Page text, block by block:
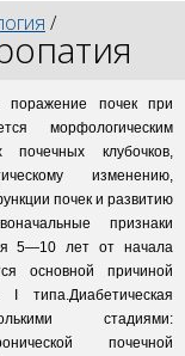
/
поражение почек при
морфологическим
клубочков,
изменению,
почек и развитию
признаки
5—10 лет от начала
основной причиной
типа.Диабетическая
стадиями:
почечной